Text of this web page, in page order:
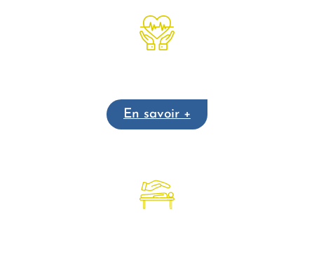
En savoir +